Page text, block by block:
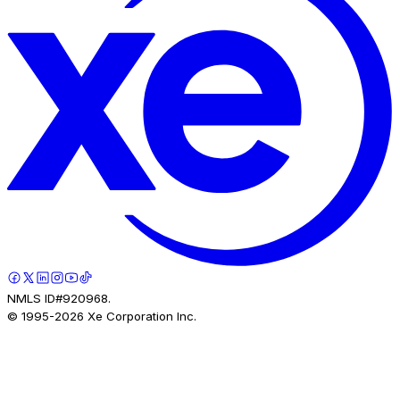
NMLS ID#920968.
© 1995-2026 Xe Corporation Inc.